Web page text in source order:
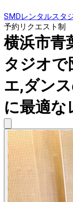
SMDレンタルスタ
予約リクエスト制
横浜市青
タジオ
エ,ダン
に最適な